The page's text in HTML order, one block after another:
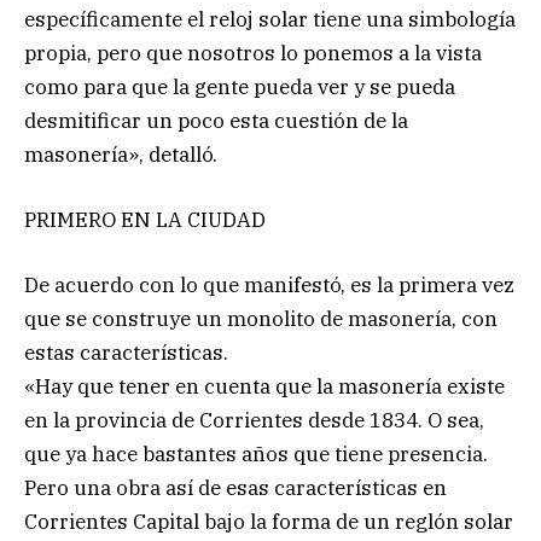
específicamente el reloj solar tiene una simbología
propia, pero que nosotros lo ponemos a la vista
como para que la gente pueda ver y se pueda
desmitificar un poco esta cuestión de la
masonería», detalló.
PRIMERO EN LA CIUDAD
De acuerdo con lo que manifestó, es la primera vez
que se construye un monolito de masonería, con
estas características.
«Hay que tener en cuenta que la masonería existe
en la provincia de Corrientes desde 1834. O sea,
que ya hace bastantes años que tiene presencia.
Pero una obra así de esas características en
Corrientes Capital bajo la forma de un reglón solar